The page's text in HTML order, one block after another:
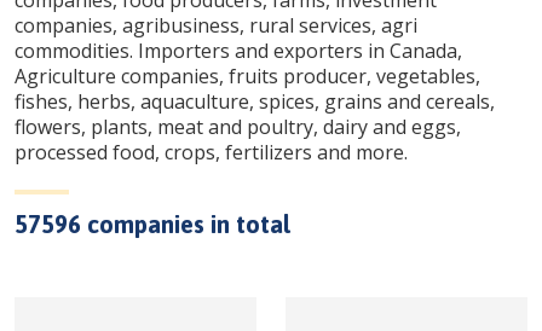
companies, agribusiness, rural services, agri
commodities. Importers and exporters in Canada,
Agriculture companies, fruits producer, vegetables,
fishes, herbs, aquaculture, spices, grains and cereals,
flowers, plants, meat and poultry, dairy and eggs,
processed food, crops, fertilizers and more.
57596 companies in total